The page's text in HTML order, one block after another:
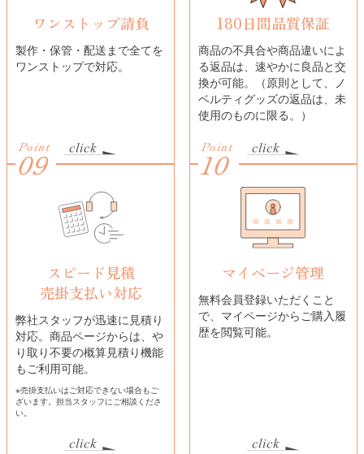
ワンストップ請負
製作・保管・配送まで全てを
ワンストップで対応。
180日間品質保証
商品の不具合や商品違いによ
る返品は、速やかに良品と交
換が可能。（原則として、ノ
ベルティグッズの返品は、未
使用のものに限る。）
Point
09
スピード見積
売掛支払い対応
弊社スタッフが迅速に見積り
対応。商品ページからは、や
り取り不要の概算見積り機能
もご利用可能。
※売掛支払いはご対応できない場合もご
ざいます。担当スタッフにご相談くださ
い。
Point
10
マイページ管理
無料会員登録いただくこと
で、マイページからご購入履
歴を閲覧可能。